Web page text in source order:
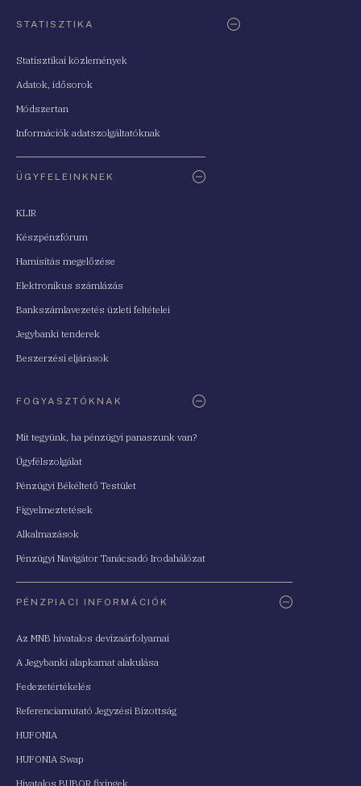
STATISZTIKA
Statisztikai közlemények
Adatok, idősorok
Módszertan
Információk adatszolgáltatóknak
ÜGYFELEINKNEK
KLIR
Készpénzfórum
Hamisítás megelőzése
Elektronikus számlázás
Bankszámlavezetés üzleti feltételei
Jegybanki tenderek
Beszerzési eljárások
FOGYASZTÓKNAK
Mit tegyünk, ha pénzügyi panaszunk van?
Ügyfélszolgálat
Pénzügyi Békéltető Testület
Figyelmeztetések
Alkalmazások
Pénzügyi Navigátor Tanácsadó Irodahálózat
PÉNZPIACI INFORMÁCIÓK
Az MNB hivatalos devizaárfolyamai
A Jegybanki alapkamat alakulása
Fedezetértékelés
Referenciamutató Jegyzési Bizottság
HUFONIA
HUFONIA Swap
Hivatalos BUBOR fixingek